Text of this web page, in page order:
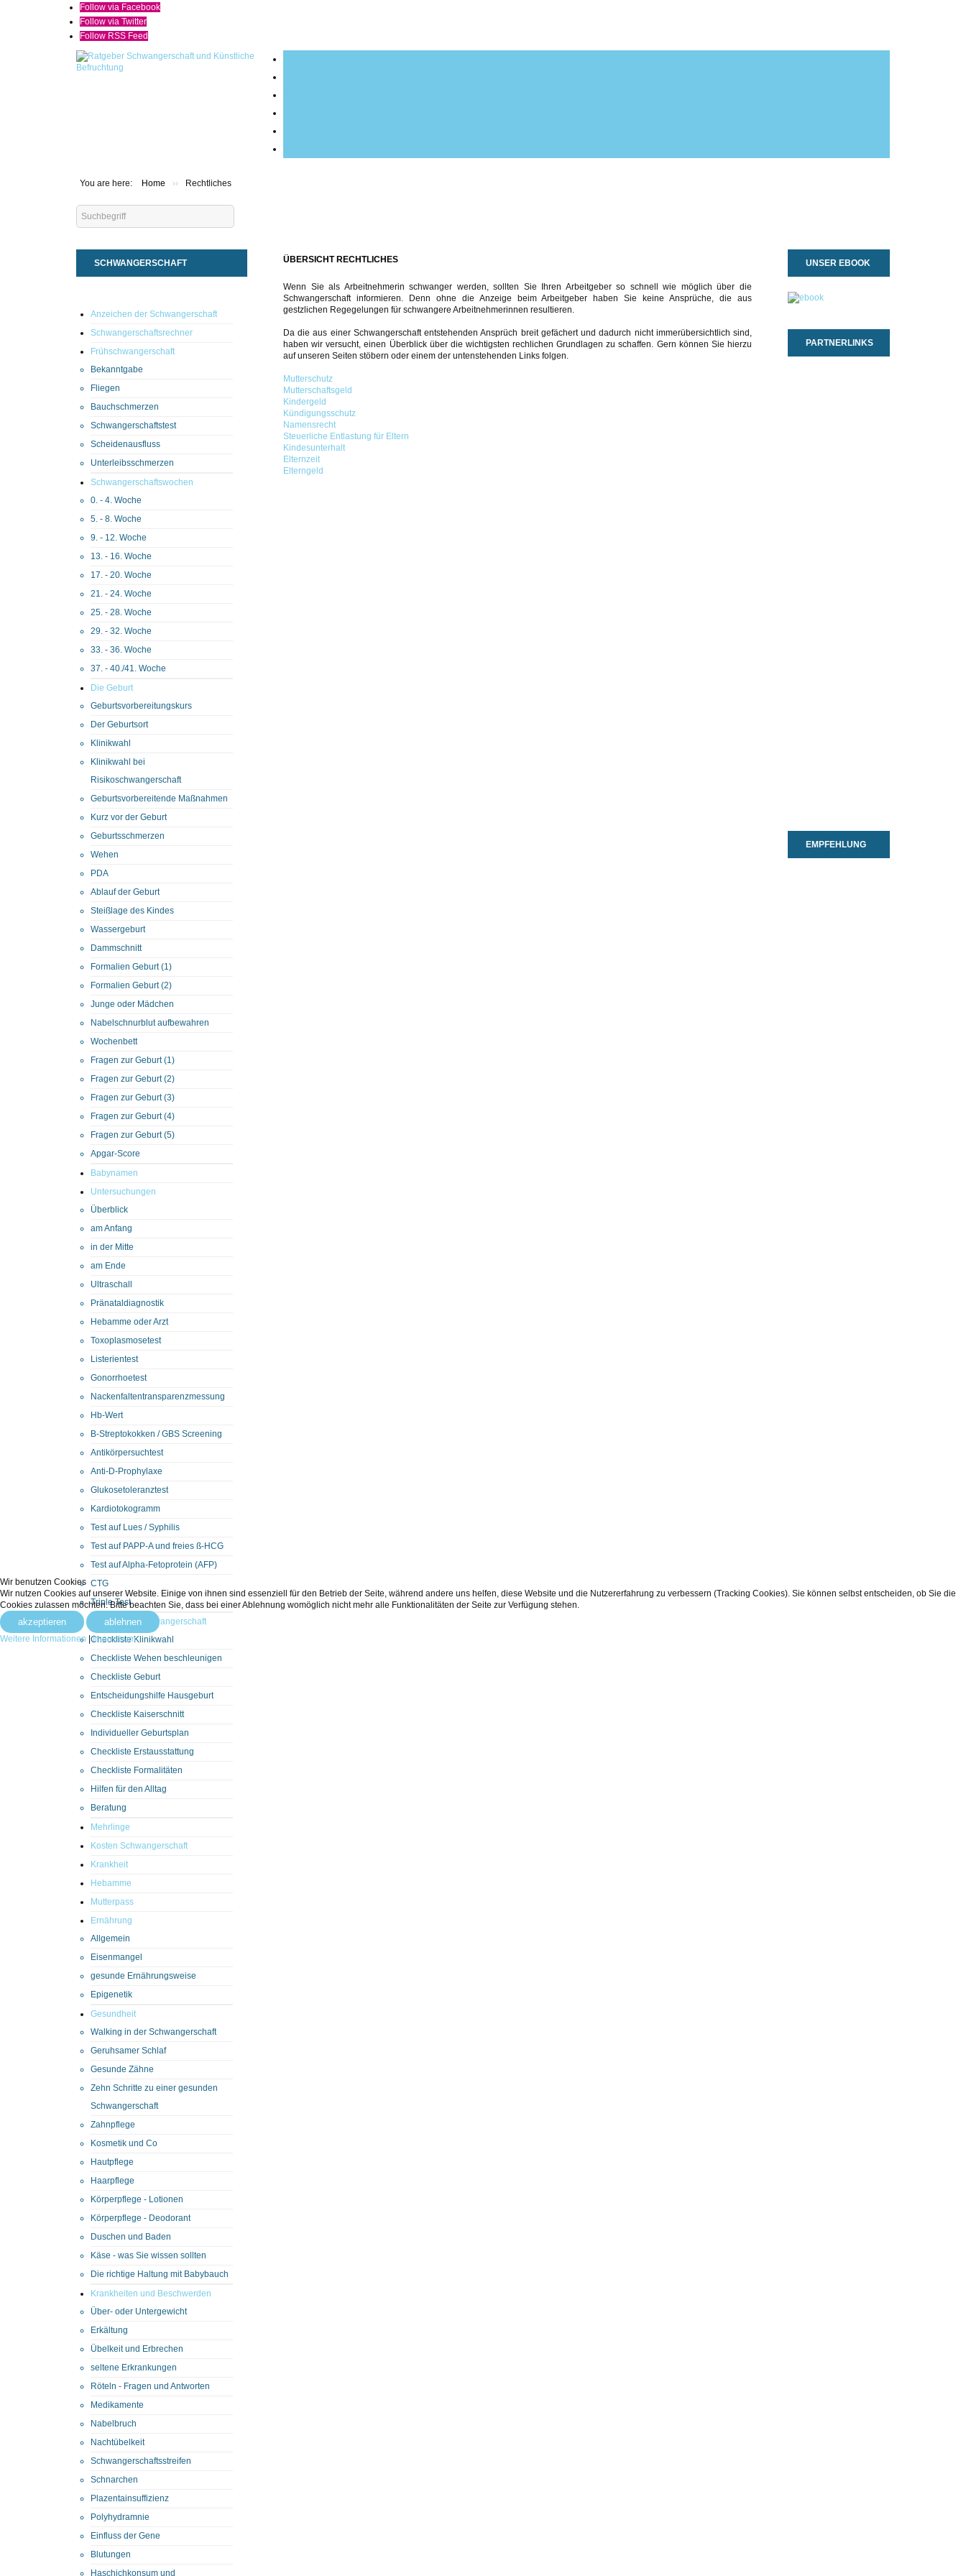
Follow via Facebook
Follow via Twitter
Follow RSS Feed
You are here: Home ›› Rechtliches
Search
SCHWANGERSCHAFT
Anzeichen der Schwangerschaft
Schwangerschaftsrechner
Frühschwangerschaft
Bekanntgabe
Fliegen
Bauchschmerzen
Schwangerschaftstest
Scheidenausfluss
Unterleibsschmerzen
Schwangerschaftswochen
0. - 4. Woche
5. - 8. Woche
9. - 12. Woche
13. - 16. Woche
17. - 20. Woche
21. - 24. Woche
25. - 28. Woche
29. - 32. Woche
33. - 36. Woche
37. - 40./41. Woche
Die Geburt
Geburtsvorbereitungskurs
Der Geburtsort
Klinikwahl
Klinikwahl bei
Risikoschwangerschaft
Geburtsvorbereitende Maßnahmen
Kurz vor der Geburt
Geburtsschmerzen
Wehen
PDA
Ablauf der Geburt
Steißlage des Kindes
Wassergeburt
Dammschnitt
Formalien Geburt (1)
Formalien Geburt (2)
Junge oder Mädchen
Nabelschnurblut aufbewahren
Wochenbett
Fragen zur Geburt (1)
Fragen zur Geburt (2)
Fragen zur Geburt (3)
Fragen zur Geburt (4)
Fragen zur Geburt (5)
Apgar-Score
Babynamen
Untersuchungen
Überblick
am Anfang
in der Mitte
am Ende
Ultraschall
Pränataldiagnostik
Hebamme oder Arzt
Toxoplasmosetest
Listerientest
Gonorrhoetest
Nackenfaltentransparenzmessung
Hb-Wert
B-Streptokokken / GBS Screening
Antikörpersuchtest
Anti-D-Prophylaxe
Glukosetoleranztest
Kardiotokogramm
Test auf Lues / Syphilis
Test auf PAPP-A und freies ß-HCG
Test auf Alpha-Fetoprotein (AFP)
CTG
Triple Test
Checklisten Schwangerschaft
Checkliste Klinikwahl
Checkliste Wehen beschleunigen
Checkliste Geburt
Entscheidungshilfe Hausgeburt
Checkliste Kaiserschnitt
Individueller Geburtsplan
Checkliste Erstausstattung
Checkliste Formalitäten
Hilfen für den Alltag
Beratung
Mehrlinge
Kosten Schwangerschaft
Krankheit
Hebamme
Mutterpass
Ernährung
Allgemein
Eisenmangel
gesunde Ernährungsweise
Epigenetik
Gesundheit
Walking in der Schwangerschaft
Geruhsamer Schlaf
Gesunde Zähne
Zehn Schritte zu einer gesunden
Schwangerschaft
Zahnpflege
Kosmetik und Co
Hautpflege
Haarpflege
Körperpflege - Lotionen
Körperpflege - Deodorant
Duschen und Baden
Käse - was Sie wissen sollten
Die richtige Haltung mit Babybauch
Krankheiten und Beschwerden
Über- oder Untergewicht
Erkältung
Übelkeit und Erbrechen
seltene Erkrankungen
Röteln - Fragen und Antworten
Medikamente
Nabelbruch
Nachtübelkeit
Schwangerschaftsstreifen
Schnarchen
Plazentainsuffizienz
Polyhydramnie
Einfluss der Gene
Blutungen
Haschichkonsum und
ÜBERSICHT RECHTLICHES
Wenn Sie als Arbeitnehmerin schwanger werden, sollten Sie Ihren Arbeitgeber so schnell wie möglich über die
Schwangerschaft informieren. Denn ohne die Anzeige beim Arbeitgeber haben Sie keine Ansprüche, die aus
gestzlichen Regegelungen für schwangere Arbeitnehmerinnen resultieren.
Da die aus einer Schwangerschaft entstehenden Ansprüch breit gefächert und dadurch nicht immerübersichtlich sind,
haben wir versucht, einen Überblick über die wichtigsten rechlichen Grundlagen zu schaffen. Gern können Sie hierzu
auf unseren Seiten stöbern oder einem der untenstehenden Links folgen.
Mutterschutz
Mutterschaftsgeld
Kindergeld
Kündigungsschutz
Namensrecht
Steuerliche Entlastung für Eltern
Kindesunterhalt
Elternzeit
Elterngeld
UNSER EBOOK
PARTNERLINKS
EMPFEHLUNG
Wir benutzen Cookies
Wir nutzen Cookies auf unserer Website. Einige von ihnen sind essenziell für den Betrieb der Seite, während andere uns helfen, diese Website und die Nutzererfahrung zu verbessern (Tracking Cookies). Sie können selbst entscheiden, ob Sie die
Cookies zulassen möchten. Bitte beachten Sie, dass bei einer Ablehnung womöglich nicht mehr alle Funktionalitäten der Seite zur Verfügung stehen.
akzeptieren ablehnen
Weitere Informationen |Impressum